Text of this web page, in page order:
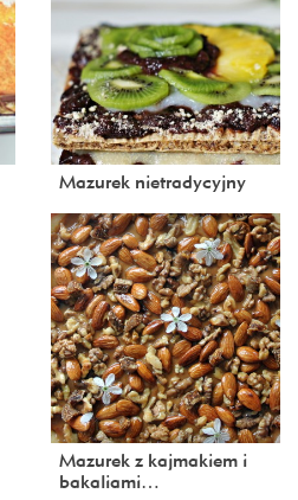
Mazurek nietradycyjny
Mazurek z kajmakiem i
bakaliami…